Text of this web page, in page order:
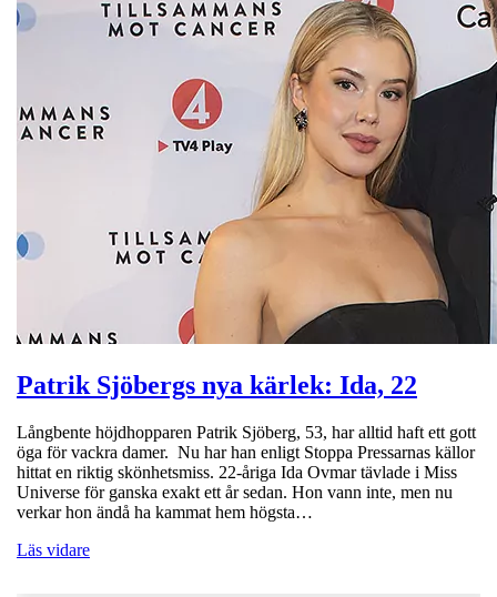
Patrik Sjöbergs nya kärlek: Ida, 22
Långbente höjdhopparen Patrik Sjöberg, 53, har alltid haft ett gott
öga för vackra damer. Nu har han enligt Stoppa Pressarnas källor
hittat en riktig skönhetsmiss. 22-åriga Ida Ovmar tävlade i Miss
Universe för ganska exakt ett år sedan. Hon vann inte, men nu
verkar hon ändå ha kammat hem högsta…
Läs vidare